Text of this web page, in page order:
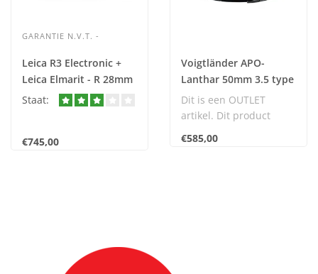
GARANTIE N.V.T. -
Leica R3 Electronic +
Leica Elmarit - R 28mm
2.8 11204 - 3 cam nr.
Staat:
€745,00
Voigtländer APO-
Lanthar 50mm 3.5 type
I (Leica Mount)
*OUTLET* nr. 0043
Dit is een OUTLET
artikel. Dit product
en komt met 2 jaar..
€585,00